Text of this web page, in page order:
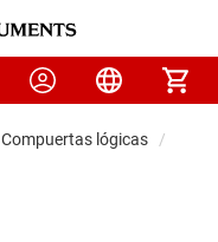
Compuertas lógicas